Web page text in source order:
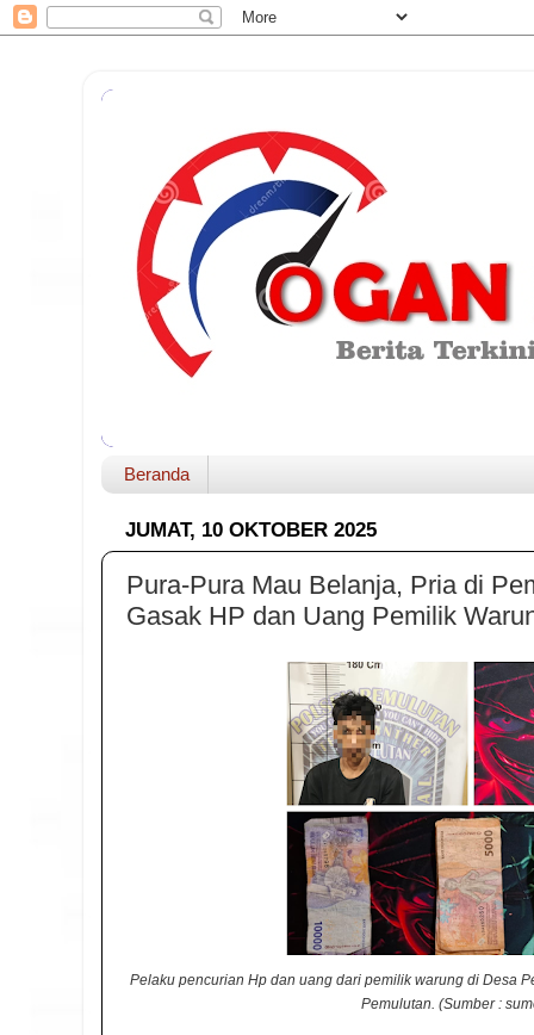
Beranda
JUMAT, 10 OKTOBER 2025
Pura-Pura Mau Belanja, Pria di
Gasak HP dan Uang Pemilik
Pelaku pencurian Hp dan uang dari pemilik warung di Desa
Pemulutan. (Sumber :